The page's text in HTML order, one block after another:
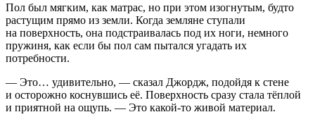
Пол был мягким, как матрас, но при этом изогнутым, будто
растущим прямо из земли. Когда земляне ступали
на поверхность, она подстраивалась под их ноги, немного
пружиня, как если бы пол сам пытался угадать их
потребности.
— Это… удивительно, — сказал Джордж, подойдя к стене
и осторожно коснувшись её. Поверхность сразу стала тёплой
и приятной на ощупь. — Это какой-то живой материал.